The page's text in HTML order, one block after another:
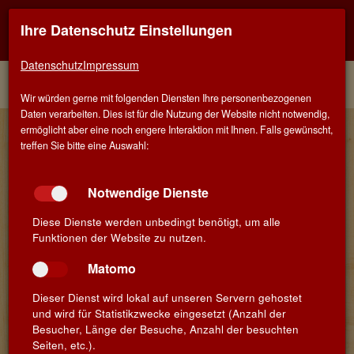
Unsere Winzer
Ihre Datenschutz Einstellungen
DatenschutzImpressum
Wir würden gerne mit folgenden Diensten Ihre personenbezogenen
Daten verarbeiten. Dies ist für die Nutzung der Website nicht notwendig,
ermöglicht aber eine noch engere Interaktion mit Ihnen. Falls gewünscht,
treffen Sie bitte eine Auswahl:
Notwendige Dienste
Diese Dienste werden unbedingt benötigt, um alle
Funktionen der Website zu nutzen.
Matomo
Dieser Dienst wird lokal auf unseren Servern gehostet
und wird für Statistikzwecke eingesetzt (Anzahl der
Besucher, Länge der Besuche, Anzahl der besuchten
Seiten, etc.).